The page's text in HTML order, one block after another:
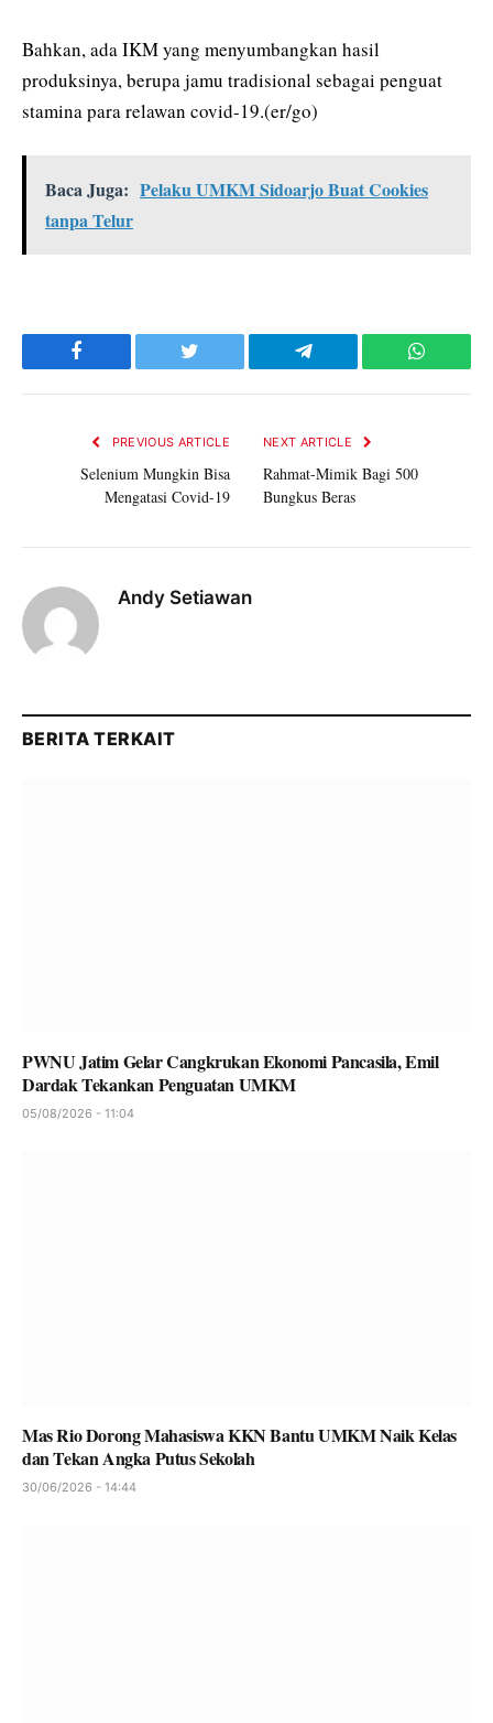
Bahkan, ada IKM yang menyumbangkan hasil
produksinya, berupa jamu tradisional sebagai penguat
stamina para relawan covid-19.(er/go)
Baca Juga: Pelaku UMKM Sidoarjo Buat Cookies
tanpa Telur
Facebook Twitter Telegram
PREVIOUS ARTICLE
Selenium Mungkin Bisa
Mengatasi Covid-19
NEXT ARTICLE
Rahmat-Mimik Bagi 500
Bungkus Beras
Andy Setiawan
BERITA TERKAIT
PWNU Jatim Gelar Cangkrukan Ekonomi Pancasila, Emil
Dardak Tekankan Penguatan UMKM
05/08/2026 - 11:04
Mas Rio Dorong Mahasiswa KKN Bantu UMKM Naik Kelas
dan Tekan Angka Putus Sekolah
30/06/2026 - 14:44